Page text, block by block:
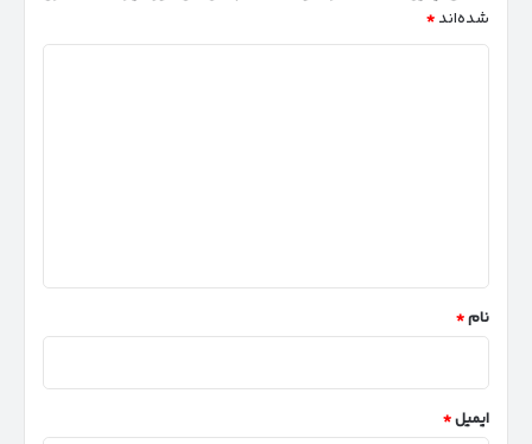
شده‌اند *
نام*
ایمیل*